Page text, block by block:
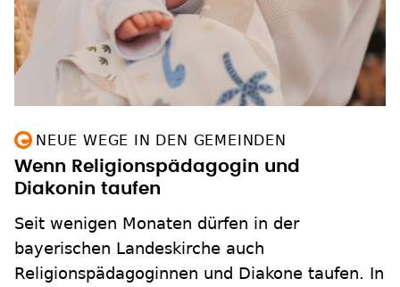
NEUE WEGE IN DEN GEMEINDEN
Wenn Religionspädagogin und
Diakonin taufen
Seit wenigen Monaten dürfen in der
bayerischen Landeskirche auch
Religionspädagoginnen und Diakone taufen. In